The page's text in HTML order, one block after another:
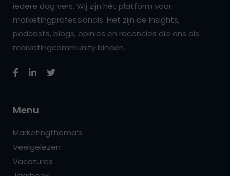
iedere dag vers. Wij zijn hét platform voor
marketingprofessionals. Het zijn de insights,
podcasts, blogs, opinies en recencies die ons als
marketingcommunity binden.
Menu
Marketingthema’s
Veelgelezen
Vacatures